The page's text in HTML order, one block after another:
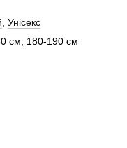
Унісекс
см, 180-190 см